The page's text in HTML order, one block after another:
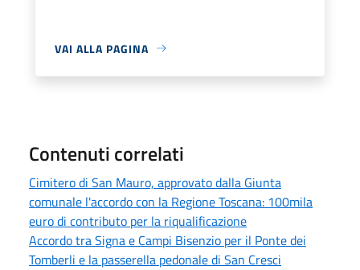
VAI ALLA PAGINA
Contenuti correlati
Cimitero di San Mauro, approvato dalla Giunta
comunale l'accordo con la Regione Toscana: 100mila
euro di contributo per la riqualificazione
Accordo tra Signa e Campi Bisenzio per il Ponte dei
Tomberli e la passerella pedonale di San Cresci